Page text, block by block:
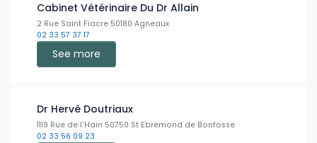
Cabinet Vétérinaire Du Dr Allain
2 Rue Saint Fiacre 50180 Agneaux
02 33 57 37 17
See more
Dr Hervé Doutriaux
1119 Rue de l'Hain 50750 St Ebremond de Bonfosse
02 33 56 09 23